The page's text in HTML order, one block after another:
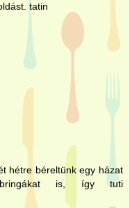
tatin
hétre béreltünk egy házat
is, így tuti